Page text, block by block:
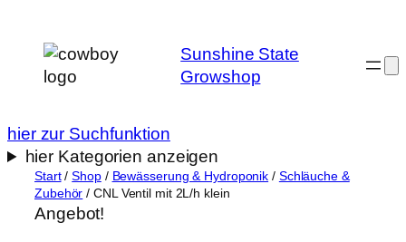
Inhalt
springen
Sunshine State
Growshop
hier zur Suchfunktion
hier Kategorien anzeigen
Start/Shop/ Bewässerung & Hydroponik / Schläuche &
Zubehör / CNL Ventil mit 2L/h klein
Angebot!